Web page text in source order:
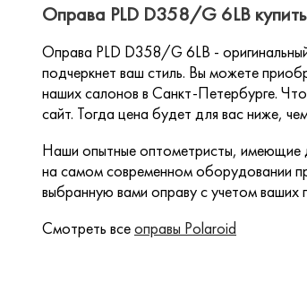
Оправа PLD D358/G 6LB
Оправа PLD D358/G 6LB -
подчеркнет ваш стиль. Вы можете
наших салонов в Санкт-Петербурге.
сайт. Тогда цена будет для вас ниже,
Наши опытные оптометристы, имеющие
на самом современном оборудовании
выбранную вами оправу с учетом ваших
Смотреть всеоправы Polaroid